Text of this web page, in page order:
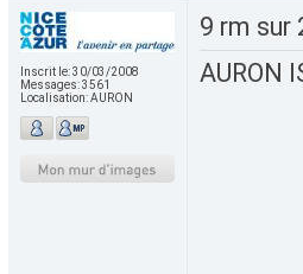
Inscrit le:30/03/2008
Messages:3561
Localisation:AURON
9 rm sur
AURON